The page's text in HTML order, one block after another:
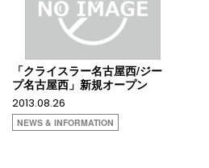
「クライスラー名古屋西/ジー
プ名古屋西」新規オープン
2013.08.26
NEWS & INFORMATION